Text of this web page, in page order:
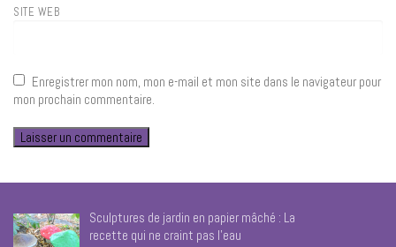
SITE WEB
Enregistrer mon nom, mon e-mail et mon site dans le navigateur pour
mon prochain commentaire.
Sculptures de jardin en papier mâché : La
recette qui ne craint pas l’eau